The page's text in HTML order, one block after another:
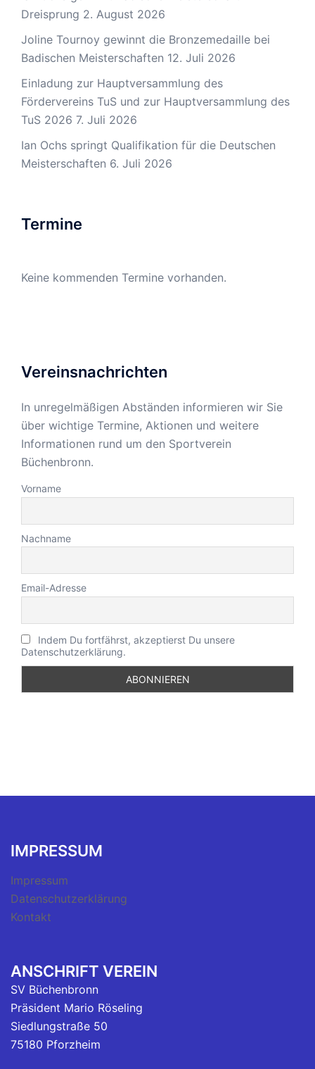
Dreisprung 2. August 2026
Joline Tournoy gewinnt die Bronzemedaille bei
Badischen Meisterschaften 12. Juli 2026
Einladung zur Hauptversammlung des
Fördervereins TuS und zur Hauptversammlung des
TuS 2026 7. Juli 2026
Ian Ochs springt Qualifikation für die Deutschen
Meisterschaften 6. Juli 2026
Termine
Keine kommenden Termine vorhanden.
Vereinsnachrichten
In unregelmäßigen Abständen informieren wir Sie
über wichtige Termine, Aktionen und weitere
Informationen rund um den Sportverein
Büchenbronn.
Vorname
Nachname
Email-Adresse
Indem Du fortfährst, akzeptierst Du unsere
Datenschutzerklärung.
IMPRESSUM
Impressum
Datenschutzerklärung
Kontakt
ANSCHRIFT VEREIN
SV Büchenbronn
Präsident Mario Röseling
Siedlungstraße 50
75180 Pforzheim